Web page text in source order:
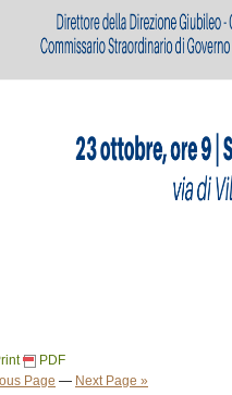
PDF
Page — Next Page »